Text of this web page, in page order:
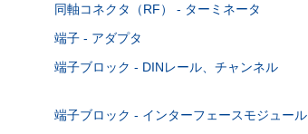
同軸コネクタ（RF） - ターミネータ
端子 - アダプタ
端子ブロック - DINレール、チャンネル
端子ブロック - インターフェースモジュール